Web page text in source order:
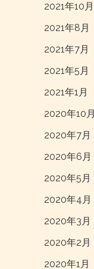
2021年10月
2021年8月
2021年7月
2021年5月
2021年1月
2020年10月
2020年7月
2020年6月
2020年5月
2020年4月
2020年3月
2020年2月
2020年1月